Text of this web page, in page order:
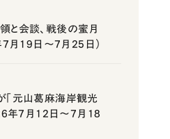
と会談、戦後の蜜月
月19日～7月25日）
「元山葛麻海岸観光
年7月12日～7月18